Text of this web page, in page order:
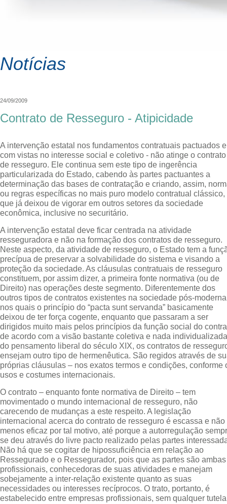
Notícias
24/09/2009
Contrato de Resseguro - Atipicidade
A intervenção estatal nos fundamentos contratuais pactuados e
com vistas no interesse social e coletivo - não atinge o contrato
de resseguro. Ele continua sem este tipo de ingerência
particularizada do Estado, cabendo às partes pactuantes a
determinação das bases de contratação e criando, assim,
ou regras específicas no mais puro modelo contratual clássico,
que já deixou de vigorar em outros setores da sociedade
econômica, inclusive no securitário.
A intervenção estatal deve ficar centrada na atividade
resseguradora e não na formação dos contratos de resseguro.
Neste aspecto, da atividade de resseguro, o Estado tem a
precípua de preservar a solvabilidade do sistema e visando a
proteção da sociedade. As cláusulas contratuais de resseguro
constituem, por assim dizer, a primeira fonte normativa (ou de
Direito) nas operações deste segmento. Diferentemente dos
outros tipos de contratos existentes na sociedade pós-
nos quais o princípio do “pacta sunt servanda” basicamente
deixou de ter força cogente, enquanto que passaram a ser
dirigidos muito mais pelos princípios da função social do
de acordo com a visão bastante coletiva e nada individualizada
do pensamento liberal do século XIX, os contratos de
ensejam outro tipo de hermenêutica. São regidos através de
próprias cláusulas – nos exatos termos e condições, conforme
usos e costumes internacionais.
O contrato – enquanto fonte normativa de Direito – tem
movimentado o mundo internacional de resseguro, não
carecendo de mudanças a este respeito. A legislação
internacional acerca do contrato de resseguro é escassa e não
menos eficaz por tal motivo, até porque a autorregulação
se deu através do livre pacto realizado pelas partes
Não há que se cogitar de hipossuficiência em relação ao
Ressegurado e o Ressegurador, pois que as partes são ambas
profissionais, conhecedoras de suas atividades e manejam
sobejamente a inter-relação existente quanto as suas
necessidades ou interesses recíprocos. O trato, portanto, é
estabelecido entre empresas profissionais, sem qualquer tutela